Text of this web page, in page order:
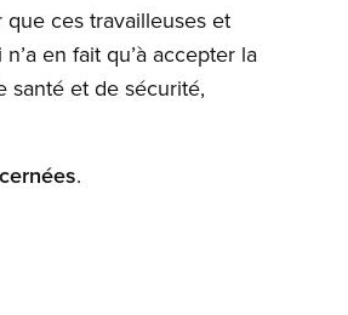
ces travailleuses et
en fait qu’à accepter la
santé et de sécurité,
.